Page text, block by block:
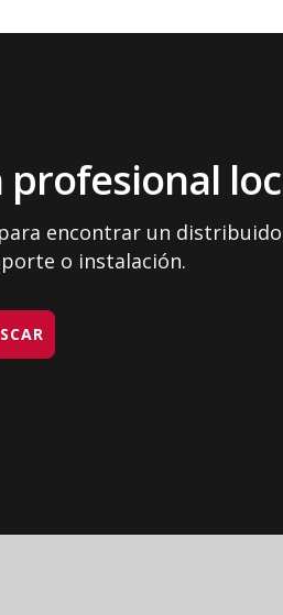
encontrar un
o instalación.